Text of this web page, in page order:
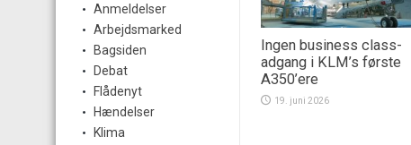
Ingen business class-
adgang i KLM’s første
A350’ere
19. juni 2026
Anmeldelser
Arbejdsmarked
Bagsiden
Debat
Flådenyt
Hændelser
Klima